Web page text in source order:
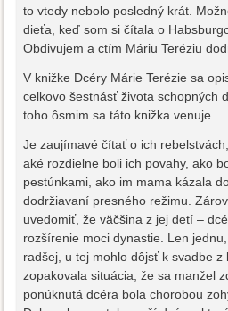
to vtedy nebolo posledný krát.
dieťa, keď som si čítala o
Obdivujem a ctím Máriu Teréziu
V knižke Dcéry Márie Terézie sa
celkovo šestnásť života schopných
toho ôsmim sa táto knižka venuje.
Je zaujímavé čítať o ich
aké rozdielne boli ich povahy, ako
pestúnkami, ako im mama kázala
dodržiavaní presného režimu.
uvedomiť, že väčšina z jej detí –
rozšírenie moci dynastie. Len
radšej, u tej mohlo dôjsť k svadbe z
zopakovala situácia, že sa manžel
ponúknutá dcéra bola chorobou